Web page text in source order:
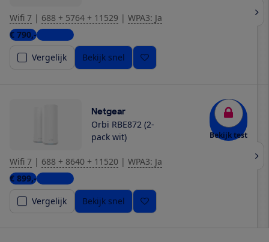
Wifi 7 | 688 + 5764 + 11529 | WPA3: Ja
€ 790,-7 winkels
Vergelijk
Bekijk snel
Netgear
Orbi RBE872 (2-
pack wit)
Bekijk test
Wifi 7 | 688 + 8640 + 11520 | WPA3: Ja
€ 899,-2 winkels
Vergelijk
Bekijk snel